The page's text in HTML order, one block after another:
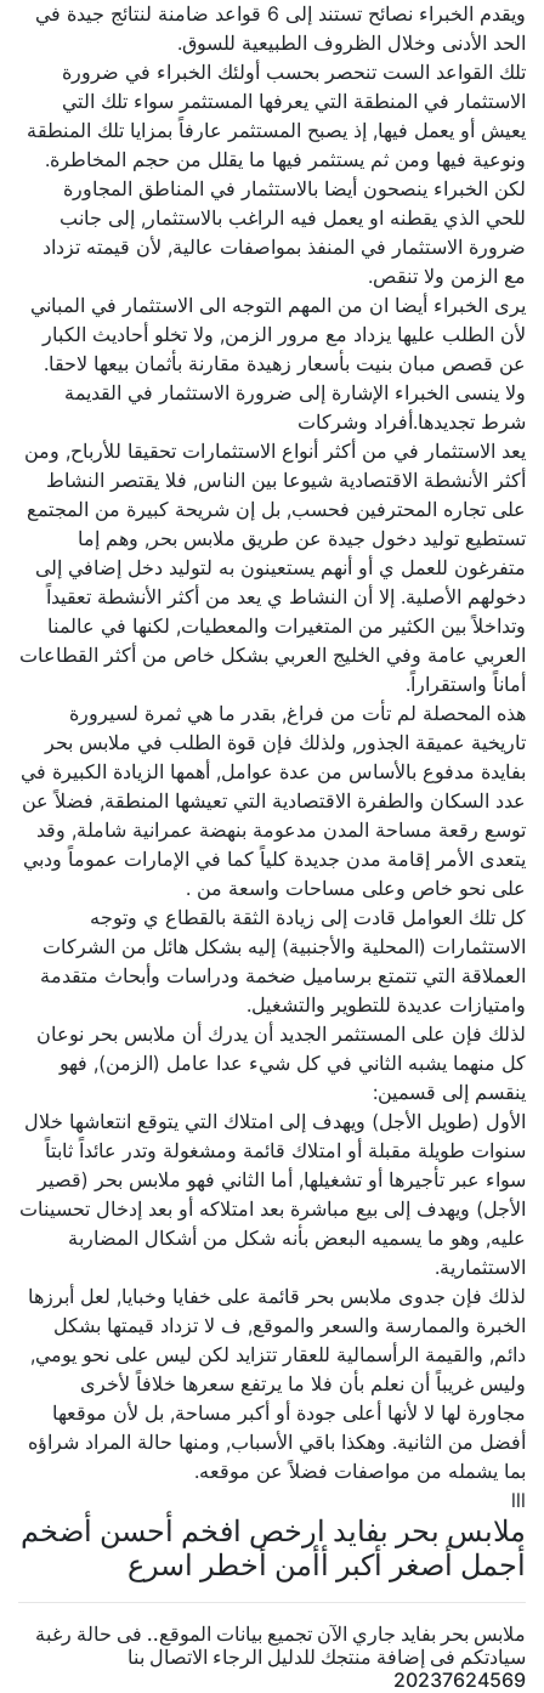
ويقدم الخبراء نصائح تستند إلى 6 قواعد ضامنة لنتائج جيدة في
الحد الأدنى وخلال الظروف الطبيعية للسوق.
تلك القواعد الست تنحصر بحسب أولئك الخبراء في ضرورة
الاستثمار في المنطقة التي يعرفها المستثمر سواء تلك التي
يعيش أو يعمل فيها, إذ يصبح المستثمر عارفاً بمزايا تلك المنطقة
ونوعية فيها ومن ثم يستثمر فيها ما يقلل من حجم المخاطرة.
لكن الخبراء ينصحون أيضا بالاستثمار في المناطق المجاورة
للحي الذي يقطنه او يعمل فيه الراغب بالاستثمار, إلى جانب
ضرورة الاستثمار في المنفذ بمواصفات عالية, لأن قيمته تزداد
مع الزمن ولا تنقص.
يرى الخبراء أيضا ان من المهم التوجه الى الاستثمار في المباني
لأن الطلب عليها يزداد مع مرور الزمن, ولا تخلو أحاديث الكبار
عن قصص مبان بنيت بأسعار زهيدة مقارنة بأثمان بيعها لاحقا.
ولا ينسى الخبراء الإشارة إلى ضرورة الاستثمار في القديمة
شرط تجديدها.أفراد وشركات
يعد الاستثمار في من أكثر أنواع الاستثمارات تحقيقا للأرباح, ومن
أكثر الأنشطة الاقتصادية شيوعا بين الناس, فلا يقتصر النشاط
على تجاره المحترفين فحسب, بل إن شريحة كبيرة من المجتمع
تستطيع توليد دخول جيدة عن طريق ملابس بحر, وهم إما
متفرغون للعمل ي أو أنهم يستعينون به لتوليد دخل إضافي إلى
دخولهم الأصلية. إلا أن النشاط ي يعد من أكثر الأنشطة تعقيداً
وتداخلاً بين الكثير من المتغيرات والمعطيات, لكنها في عالمنا
العربي عامة وفي الخليج العربي بشكل خاص من أكثر القطاعات
أماناً واستقراراً.
هذه المحصلة لم تأت من فراغ, بقدر ما هي ثمرة لسيرورة
تاريخية عميقة الجذور, ولذلك فإن قوة الطلب في ملابس بحر
بفايدة مدفوع بالأساس من عدة عوامل, أهمها الزيادة الكبيرة في
عدد السكان والطفرة الاقتصادية التي تعيشها المنطقة, فضلاً عن
توسع رقعة مساحة المدن مدعومة بنهضة عمرانية شاملة, وقد
يتعدى الأمر إقامة مدن جديدة كلياً كما في الإمارات عموماً ودبي
على نحو خاص وعلى مساحات واسعة من .
كل تلك العوامل قادت إلى زيادة الثقة بالقطاع ي وتوجه
الاستثمارات (المحلية والأجنبية) إليه بشكل هائل من الشركات
العملاقة التي تتمتع برساميل ضخمة ودراسات وأبحاث متقدمة
وامتيازات عديدة للتطوير والتشغيل.
لذلك فإن على المستثمر الجديد أن يدرك أن ملابس بحر نوعان
كل منهما يشبه الثاني في كل شيء عدا عامل (الزمن), فهو
ينقسم إلى قسمين:
الأول (طويل الأجل) ويهدف إلى امتلاك التي يتوقع انتعاشها خلال
سنوات طويلة مقبلة أو امتلاك قائمة ومشغولة وتدر عائداً ثابتاً
سواء عبر تأجيرها أو تشغيلها, أما الثاني فهو ملابس بحر (قصير
الأجل) ويهدف إلى بيع مباشرة بعد امتلاكه أو بعد إدخال تحسينات
عليه, وهو ما يسميه البعض بأنه شكل من أشكال المضاربة
الاستثمارية.
لذلك فإن جدوى ملابس بحر قائمة على خفايا وخبايا, لعل أبرزها
الخبرة والممارسة والسعر والموقع, ف لا تزداد قيمتها بشكل
دائم, والقيمة الرأسمالية للعقار تتزايد لكن ليس على نحو يومي,
وليس غريباً أن نعلم بأن فلا ما يرتفع سعرها خلافاً لأخرى
مجاورة لها لا لأنها أعلى جودة أو أكبر مساحة, بل لأن موقعها
أفضل من الثانية. وهكذا باقي الأسباب, ومنها حالة المراد شراؤه
بما يشمله من مواصفات فضلاً عن موقعه.
ملابس بحر بفايد ارخص افخم أحسن أضخم
أجمل أصغر أكبر أأمن أخطر اسرع
ملابس بحر بفايد جاري الآن تجميع بيانات الموقع.. فى حالة رغبة
سيادتكم فى إضافة منتجك للدليل الرجاء الاتصال بنا
20237624569